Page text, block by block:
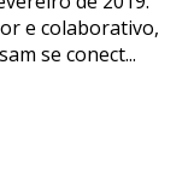
e colaborativo,
se conect...